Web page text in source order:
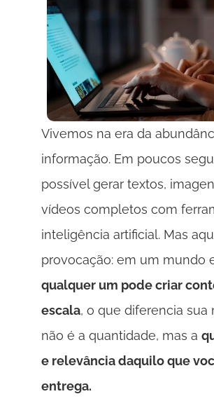
SOBRE NÓS
BLOG
Fale Conosco
Vivemos na era da
informação. Em poucos
possível gerar textos,
vídeos completos com
inteligência artificial. Mas
qualquer um pode criar
escala, o que diferencia sua
não é a quantidade, mas a
e relevância daquilo que
entrega.